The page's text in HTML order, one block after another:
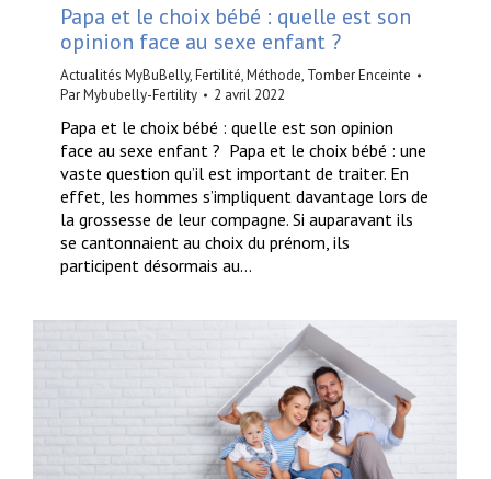
Papa et le choix bébé : quelle est son
opinion face au sexe enfant ?
Actualités MyBuBelly,Fertilité,Méthode, Tomber Enceinte
ParMybubelly-Fertility 2 avril 2022
Papa et le choix bébé : quelle est son opinion
face au sexe enfant ? Papa et le choix bébé : une
vaste question qu’il est important de traiter. En
effet, les hommes s’impliquent davantage lors de
la grossesse de leur compagne. Si auparavant ils
se cantonnaient au choix du prénom, ils
participent désormais au…